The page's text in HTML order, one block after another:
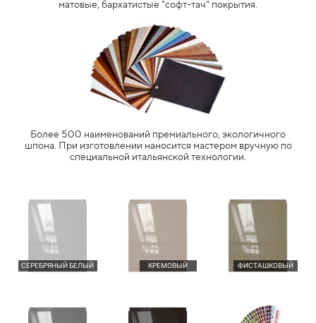
матовые, бархатистые "софт-тач" покрытия.
Более 500 наименований премиального, экологичного
шпона. При изготовлении наносится мастером вручную по
специальной итальянской технологии.
СЕРЕБРЯНЫЙ БЕЛЫЙ КРЕМОВЫЙ ФИСТАШКОВЫЙ